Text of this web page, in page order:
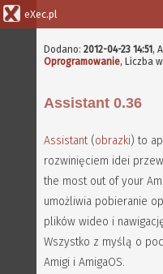
eXec.pl
Dodano: 2012-04-23 14:51 ,
Oprogramowanie, Liczba
Assistant 0.36
Assistant(obrazki) to
rozwinięciem idei
the most out of your
umożliwia pobieranie
plików wideo i
Wszystko z myślą o
Amigi i AmigaOS.